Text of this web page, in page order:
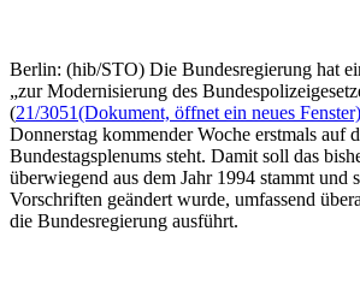
Berlin: (hib/STO) Die Bundesregierung hat
„zur Modernisierung des
(21/3051(Dokument, öffnet ein neues Fenster)
Donnerstag kommender Woche erstmals auf
Bundestagsplenums steht. Damit soll das
überwiegend aus dem Jahr 1994 stammt und
Vorschriften geändert wurde, umfassend
die Bundesregierung ausführt.